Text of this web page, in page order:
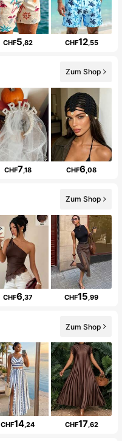
CHF5,82 CHF12,55
Zum Shop
CHF7,18 CHF6,08
Zum Shop
CHF6,37 CHF15,99
Zum Shop
CHF14,24 CHF17,62